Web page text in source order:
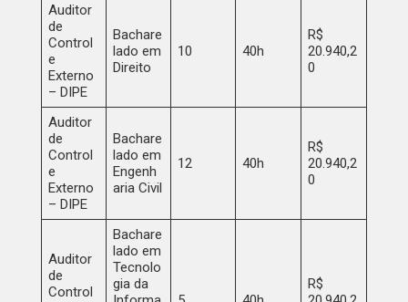
Auditor
de
Control
e
Externo
– DIPE
Bachare
lado em
Direito
10 40h
R$
20.940,2
0
Auditor
de
Control
e
Externo
– DIPE
Bachare
lado em
Engenh
aria Civil
12 40h
R$
20.940,2
0
Auditor
de
Control
Bachare
lado em
Tecnolo
gia da
R$